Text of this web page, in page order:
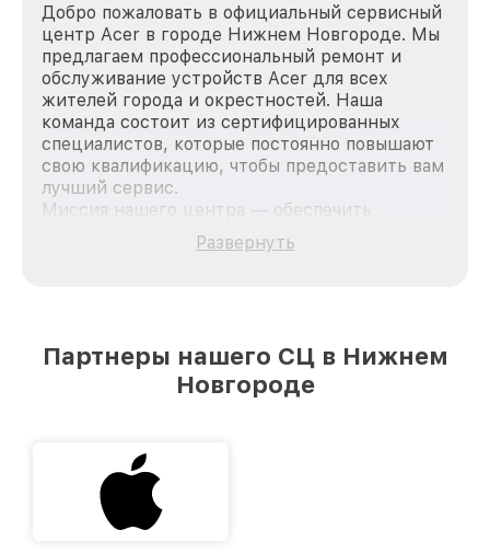
Добро пожаловать в официальный сервисный
центр Acer в городе Нижнем Новгороде. Мы
предлагаем профессиональный ремонт и
обслуживание устройств Acer для всех
жителей города и окрестностей. Наша
команда состоит из сертифицированных
специалистов, которые постоянно повышают
свою квалификацию, чтобы предоставить вам
лучший сервис.
Миссия нашего центра — обеспечить
качественный и доступный ремонт для
каждого пользователя продукции Acer, вне
лучшим сервисным центром Acer в городе
Нижнем Новгороде, постоянно повышая
Развернуть
Партнеры нашего СЦ в Нижнем
Новгороде